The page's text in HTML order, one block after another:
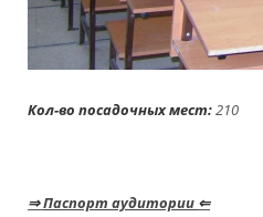
Кол-во посадочных мест:
⇒Паспорт аудитории ⇐